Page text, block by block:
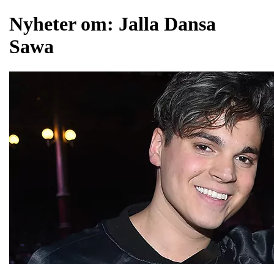
Nyheter om: Jalla Dansa
Sawa